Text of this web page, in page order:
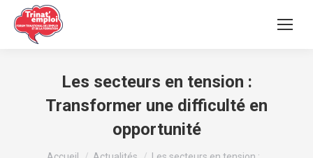
Les secteurs en tension :
Transformer une difficulté en
opportunité
Vous êtes ici :